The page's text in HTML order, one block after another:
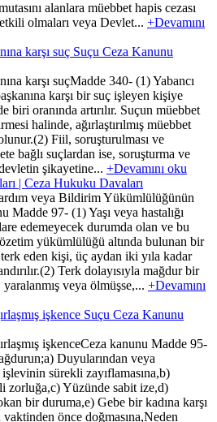
alanlara müebbet hapis cezası
olmaları veya Devlet... +Devamını
karşı suç Suçu Ceza Kanunu
karşı suçMadde 340- (1) Yabancı
karşı bir suç işleyen kişiye
biri oranında artırılır. Suçun müebbet
halinde, ağırlaştırılmış müebbet
Fiil, soruşturulması ve
bağlı suçlardan ise, soruşturma ve
şikayetine... +Devamını oku
| Ceza Hukuku Davaları
veya Bildirim Yükümlülüğünün
Madde 97- (1) Yaşı veya hastalığı
edemeyecek durumda olan ve bu
yükümlülüğü altında bulunan bir
eden kişi, üç aydan iki yıla kadar
Terk dolayısıyla mağdur bir
yaralanmış veya ölmüşse,... +Devamını
işkence Suçu Ceza Kanunu
işkenceCeza kanunu Madde 95-
Duyularından veya
sürekli zayıflamasına,b)
zorluğa,c) Yüzünde sabit ize,d)
bir duruma,e) Gebe bir kadına karşı
önce doğmasına,Neden